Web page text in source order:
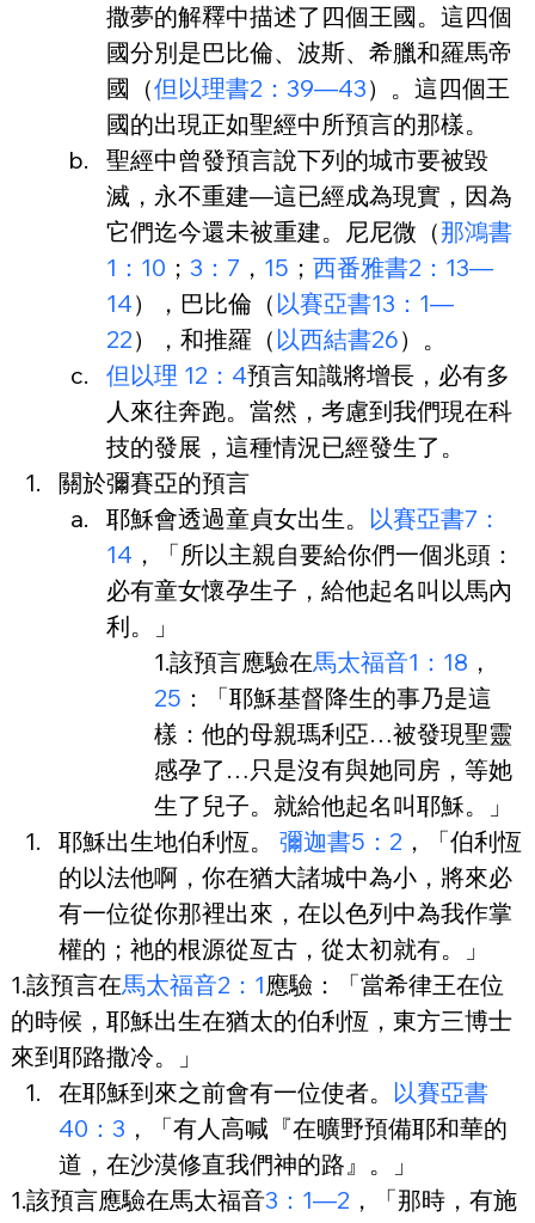
撒夢的解釋中描述了四個王國。這四個
國分別是巴比倫、波斯、希臘和羅馬帝
國（但以理書2：39—43）。這四個王
國的出現正如聖經中所預言的那樣。
聖經中曾發預言說下列的城市要被毀
滅，永不重建—這已經成為現實，因為
它們迄今還未被重建。尼尼微（那鴻書
1：10 ； 3：7 ， 15 ； 西番雅書2：13—
14），巴比倫（以賽亞書13：1—
22），和推羅（以西結書26）。
但以理 12：4預言知識將增長，必有多
人來往奔跑。當然，考慮到我們現在科
技的發展，這種情況已經發生了。
關於彌賽亞的預言
耶穌會透過童貞女出生。 以賽亞書7：
14 ，「所以主親自要給你們一個兆頭：
必有童女懷孕生子，給他起名叫以馬內
利。」
1.該預言應驗在馬太福音1：18 ，
25 ：「耶穌基督降生的事乃是這
樣：他的母親瑪利亞…被發現聖靈
感孕了…只是沒有與她同房，等她
生了兒子。就給他起名叫耶穌。」
耶穌出生地伯利恆。 彌迦書5：2 ，「伯利恆
的以法他啊，你在猶大諸城中為小，將來必
有一位從你那裡出來，在以色列中為我作掌
權的；祂的根源從亙古，從太初就有。」
1.該預言在馬太福音2：1應驗：「當希律王在位
的時候，耶穌出生在猶太的伯利恆，東方三博士
來到耶路撒冷。」
在耶穌到來之前會有一位使者。 以賽亞書
40：3 ，「有人高喊『在曠野預備耶和華的
道，在沙漠修直我們神的路』。」
1.該預言應驗在馬太福音3：1—2 ，「那時，有施